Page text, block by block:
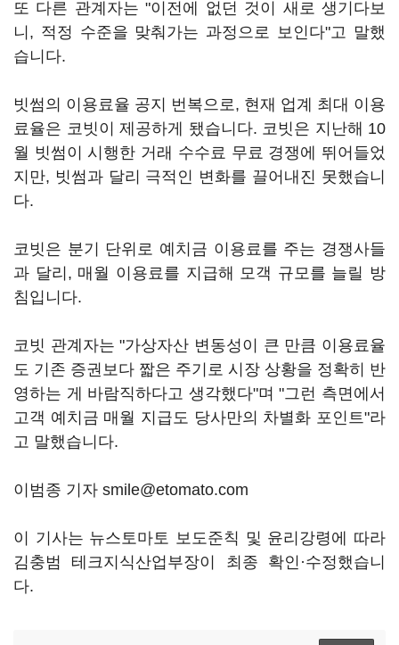
또 다른 관계자는 "이전에 없던 것이 새로 생기다보
니, 적정 수준을 맞춰가는 과정으로 보인다"고 말했
습니다.
빗썸의 이용료율 공지 번복으로, 현재 업계 최대 이용
료율은 코빗이 제공하게 됐습니다. 코빗은 지난해 10
월 빗썸이 시행한 거래 수수료 무료 경쟁에 뛰어들었
지만, 빗썸과 달리 극적인 변화를 끌어내진 못했습니
다.
코빗은 분기 단위로 예치금 이용료를 주는 경쟁사들
과 달리, 매월 이용료를 지급해 모객 규모를 늘릴 방
침입니다.
코빗 관계자는 "가상자산 변동성이 큰 만큼 이용료율
도 기존 증권보다 짧은 주기로 시장 상황을 정확히 반
영하는 게 바람직하다고 생각했다"며 "그런 측면에서
고객 예치금 매월 지급도 당사만의 차별화 포인트"라
고 말했습니다.
이범종 기자 smile@etomato.com
이 기사는 뉴스토마토 보도준칙 및 윤리강령에 따라
김충범 테크지식산업부장이 최종 확인·수정했습니
다.